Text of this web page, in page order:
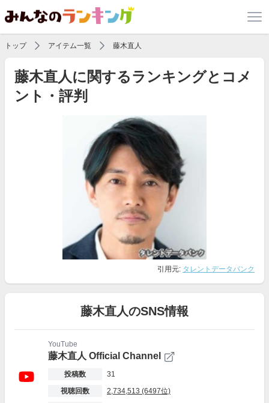
トップ アイテム一覧 藤木直人
藤木直人に関するランキングとコメ
ント・評判
引用元: タレントデータバンク
藤木直人のSNS情報
YouTube
藤木直人 Official Channel
投稿数
31
視聴回数
2,734,513 (6497位)